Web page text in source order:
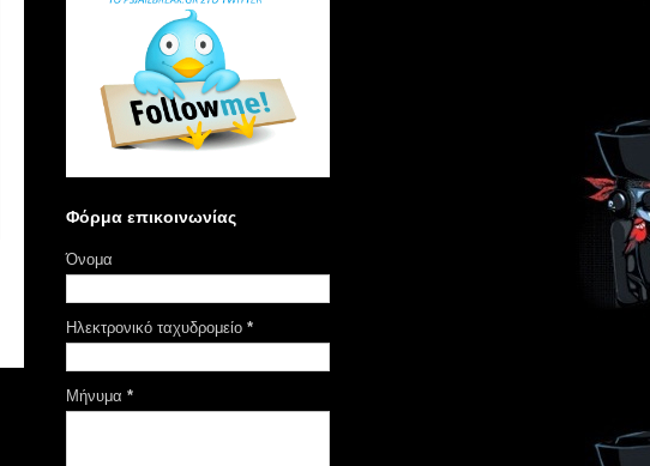
Φόρμα επικοινωνίας
Όνομα
Ηλεκτρονικό ταχυδρομείο *
Μήνυμα *